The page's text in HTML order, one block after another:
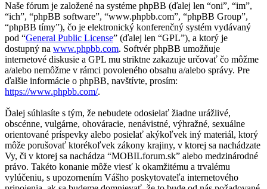
Naše fórum je založené na systéme phpBB (ďalej len “oni”, “im”,
“ich”, “phpBB software”, “www.phpbb.com”, “phpBB Group”,
“phpBB tímy”), čo je elektronický konferenčný systém vydávaný
pod “General Public License” (ďalej len “GPL”), a ktorý je
dostupný na www.phpbb.com. Softvér phpBB umožňuje
internetové diskusie a GPL mu striktne zakazuje určovať čo môžme
a/alebo nemôžme v rámci povoleného obsahu a/alebo správy. Pre
ďalšie informácie o phpBB, navštívte, prosím:
https://www.phpbb.com/.
Ďalej súhlasíte s tým, že nebudete odosielať žiadne urážlivé,
obscénne, vulgárne, ohováracie, nenávistné, výhražné, sexuálne
orientované príspevky alebo posielať akýkoľvek iný materiál, ktorý
môže porušovať ktorékoľvek zákony krajiny, v ktorej sa nachádzate
Vy, či v ktorej sa nachádza “MOBILforum.sk” alebo medzinárodné
právo. Takéto konanie môže viesť k okamžitému a trvalému
vylúčeniu, s upozornením Vášho poskytovateľa internetového